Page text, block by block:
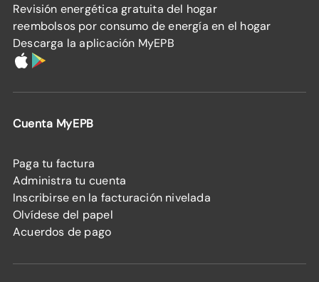
Revisión energética gratuita del hogar
reembolsos por consumo de energía en el hogar
Descarga la aplicación MyEPB
Cuenta MyEPB
Paga tu factura
Administra tu cuenta
Inscribirse en la facturación nivelada
Olvídese del papel
Acuerdos de pago